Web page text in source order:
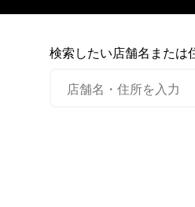
検索したい店舗名または